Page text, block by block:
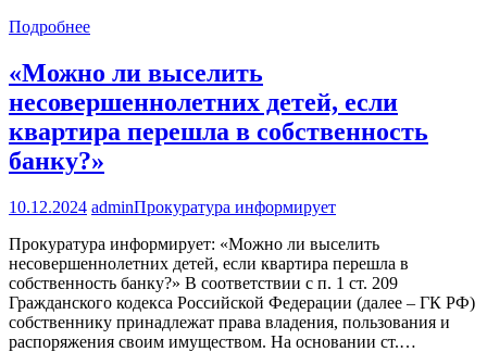
Подробнее
«Можно ли выселить
несовершеннолетних детей, если
квартира перешла в собственность
банку?»
10.12.2024 adminПрокуратура информирует
Прокуратура информирует: «Можно ли выселить
несовершеннолетних детей, если квартира перешла в
собственность банку?» В соответствии с п. 1 ст. 209
Гражданского кодекса Российской Федерации (далее – ГК РФ)
собственнику принадлежат права владения, пользования и
распоряжения своим имуществом. На основании ст.…